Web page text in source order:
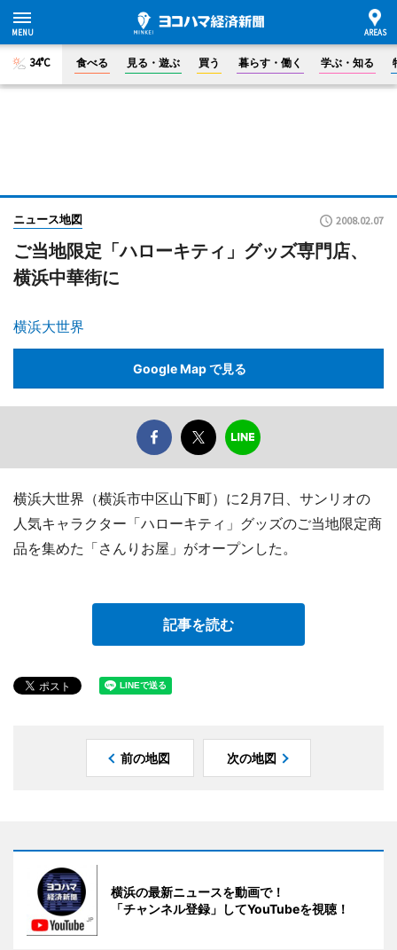
34°C 食べる 見る・遊ぶ 買う 暮らす・働く 学ぶ・知る
ニュース地図 2008.02.07
ご当地限定「ハローキティ」グッズ専門店、
横浜中華街に
横浜大世界
Google Map で見る
横浜大世界（横浜市中区山下町）に2月7日、サンリオの
人気キャラクター「ハローキティ」グッズのご当地限定商
品を集めた「さんりお屋」がオープンした。
記事を読む
前の地図 次の地図
横浜の最新ニュースを動画で！
「チャンネル登録」してYouTubeを視聴！